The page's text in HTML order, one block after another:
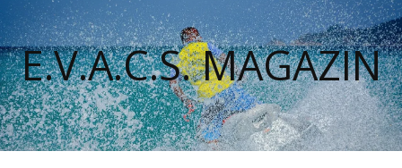
E.V.A.C.S. MAGAZIN